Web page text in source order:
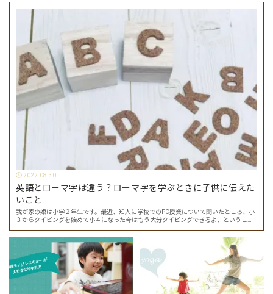
2022.08.30
英語とローマ字は違う？ローマ字を学ぶときに子供に伝えた
いこと
我が家の娘は小学２年生です。最近、知人に学校でのPC授業について聞いたところ、小
３からタイピングを始めて小４になった今はもう大分タイピングできるよ、ということ
で…